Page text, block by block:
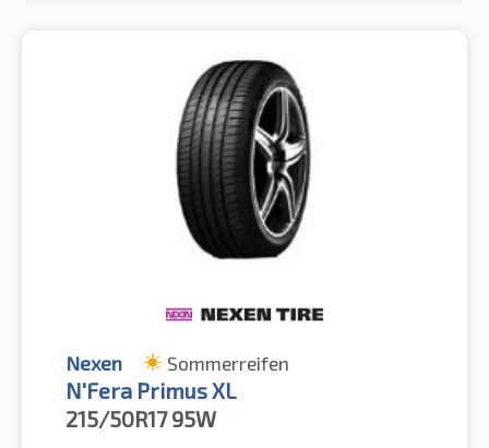
Nexen Sommerreifen
N'Fera Primus XL
215/50R17 95W